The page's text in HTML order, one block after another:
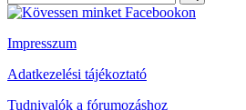
Impresszum
Adatkezelési tájékoztató
Tudnivalók a fórumozáshoz